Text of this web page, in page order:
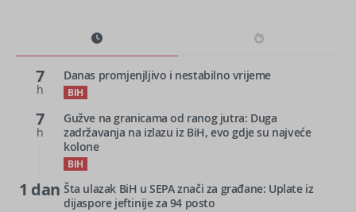
7
h
Danas promjenjljivo i nestabilno vrijeme
BIH
7
h
Gužve na granicama od ranog jutra: Duga
zadržavanja na izlazu iz BiH, evo gdje su najveće
kolone
BIH
1 dan Šta ulazak BiH u SEPA znači za građane: Uplate iz
dijaspore jeftinije za 94 posto